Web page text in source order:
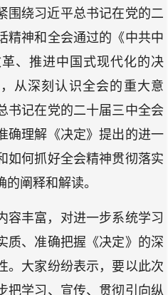
围绕习近平总书记在党的二
精神和全会通过的《中共中
、推进中国式现代化的决
从深刻认识全会的重大意
书记在党的二十届三中全会
确理解《决定》提出的进一
如何抓好全会精神贯彻落实
阐释和解读。
容丰富，对进一步系统学习
质、准确把握《决定》的深
。大家纷纷表示，要以此次
把学习、宣传、贯彻引向纵